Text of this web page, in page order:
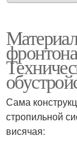
Сама
стропильной
висячая: